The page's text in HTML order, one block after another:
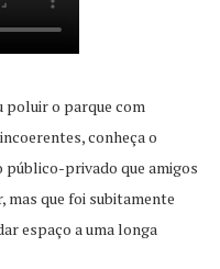
poluir o parque com
conheça o
público-privado que amigos
mas que foi subitamente
espaço a uma longa